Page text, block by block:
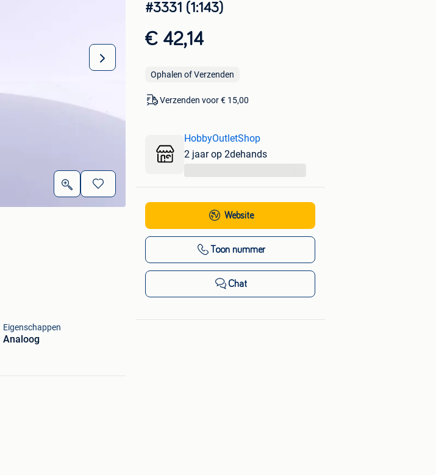
Eigenschappen
Analoog
#3331 (1:143)
€ 42,14
Ophalen of Verzenden
Verzenden voor € 15,00
HobbyOutletShop
2 jaar op 2dehands
Website
Toon nummer
Chat